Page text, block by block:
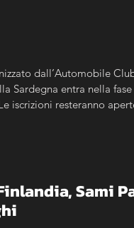
dall’Automobile
Sardegna entra nella
iscrizioni resteranno
Sami